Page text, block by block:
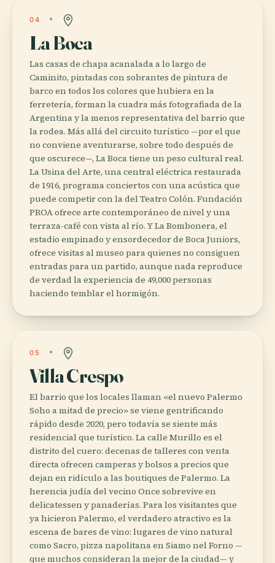
04
La Boca
Las casas de chapa acanalada a lo largo de
Caminito, pintadas con sobrantes de pintura de
barco en todos los colores que hubiera en la
ferretería, forman la cuadra más fotografiada de la
Argentina y la menos representativa del barrio que
la rodea. Más allá del circuito turístico —por el que
no conviene aventurarse, sobre todo después de
que oscurece—, La Boca tiene un peso cultural real.
La Usina del Arte, una central eléctrica restaurada
de 1916, programa conciertos con una acústica que
puede competir con la del Teatro Colón. Fundación
PROA ofrece arte contemporáneo de nivel y una
terraza-café con vista al río. Y La Bombonera, el
estadio empinado y ensordecedor de Boca Juniors,
ofrece visitas al museo para quienes no consiguen
entradas para un partido, aunque nada reproduce
de verdad la experiencia de 49,000 personas
haciendo temblar el hormigón.
05
Villa Crespo
El barrio que los locales llaman «el nuevo Palermo
Soho a mitad de precio» se viene gentrificando
rápido desde 2020, pero todavía se siente más
residencial que turístico. La calle Murillo es el
distrito del cuero: decenas de talleres con venta
directa ofrecen camperas y bolsos a precios que
dejan en ridículo a las boutiques de Palermo. La
herencia judía del vecino Once sobrevive en
delicatessen y panaderías. Para los visitantes que
ya hicieron Palermo, el verdadero atractivo es la
escena de bares de vino: lugares de vino natural
como Sacro, pizza napolitana en Siamo nel Forno —
que muchos consideran la mejor de la ciudad— y